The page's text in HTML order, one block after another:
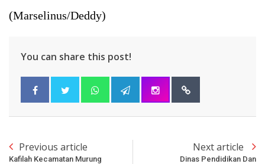
(Marselinus/Deddy)
You can share this post!
Previous article
Kafilah Kecamatan Murung
Next article
Dinas Pendidikan Dan